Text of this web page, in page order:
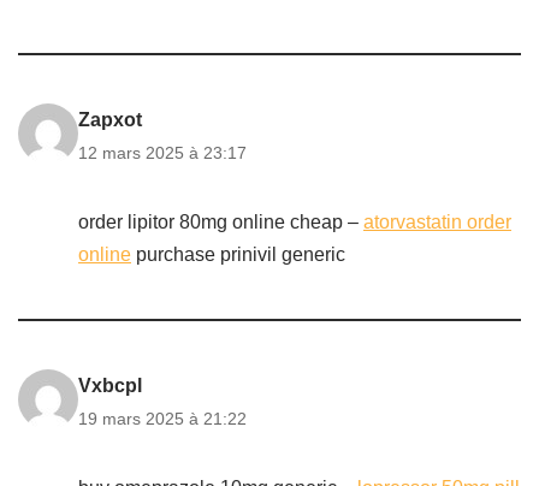
Zapxot
12 mars 2025 à 23:17
order lipitor 80mg online cheap – atorvastatin order
online purchase prinivil generic
Vxbcpl
19 mars 2025 à 21:22